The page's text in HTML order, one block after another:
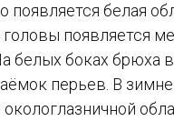
появляется белая
головы появляется
белых боках брюха
перьев. В
окологлазничной